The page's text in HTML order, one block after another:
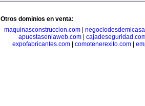
Otros dominios en venta:
maquinasconstruccion.com
apuestasenlaweb.com
expofabricantes.com| comotenerexito.com|